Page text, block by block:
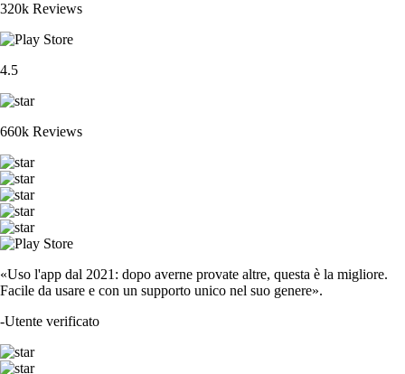
320k Reviews
4.5
660k Reviews
«Uso l'app dal 2021: dopo averne provate altre, questa è la migliore.
Facile da usare e con un supporto unico nel suo genere».
-Utente verificato